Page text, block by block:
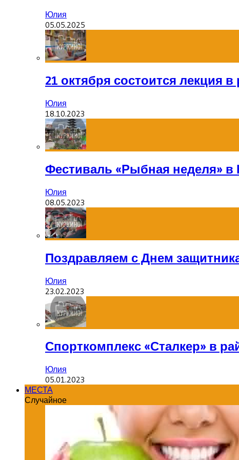
Юлия
05.05.2025
21 октября состоится лекция
Юлия
18.10.2023
Фестиваль «Рыбная неделя» в
Юлия
08.05.2023
Поздравляем с Днем
Юлия
23.02.2023
Спорткомплекс «Сталкер» в
Юлия
05.01.2023
МЕСТА
Случайное